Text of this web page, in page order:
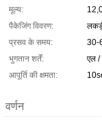
मूल्य:
पैकेजिंग विवरण:
प्रसव के समय:
30-
भुगतान शर्तें:
एल /
आपूर्ति की क्षमता:
वर्णन